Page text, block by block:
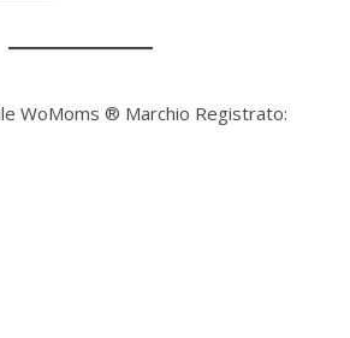
WoMoms ® Marchio Registrato: